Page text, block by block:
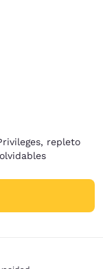
repleto